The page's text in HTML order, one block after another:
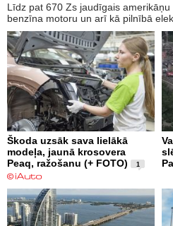
Līdz pat 670 Zs jaudīgais
benzīna motoru un arī kā pilnībā
Škoda uzsāk sava lielākā
modeļa, jaunā krosovera
Peaq, ražošanu (+ FOTO)
1